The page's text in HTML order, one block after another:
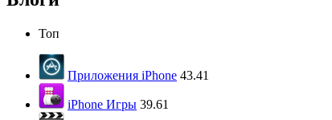
Топ
Приложения iPhone 43.41
iPhone Игры 39.61